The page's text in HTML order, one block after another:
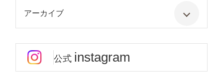
アーカイブ
公式 instagram